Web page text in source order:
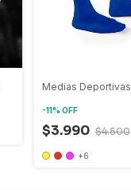
Medias Deportivas
-11% OFF
$3.990 $4.500
+6